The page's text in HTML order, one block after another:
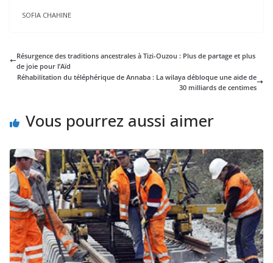
SOFIA CHAHINE
Résurgence des traditions ancestrales à Tizi-Ouzou : Plus de partage et plus
de joie pour l’Aïd
Réhabilitation du téléphérique de Annaba : La wilaya débloque une aide de
30 milliards de centimes
Vous pourrez aussi aimer